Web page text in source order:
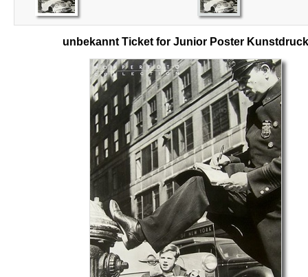
unbekannt Ticket for Junior Poster Kunstdruck